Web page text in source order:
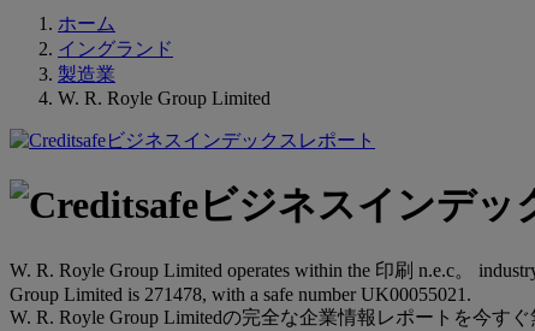
ホーム
イングランド
製造業
W. R. Royle Group Limited
W. R. Royle Group Limited operates within the 印刷 n.e.c。
Group Limited is 271478, with a safe number UK00055021.
W. R. Royle Group Limitedの完全な企業情報レポートを今す